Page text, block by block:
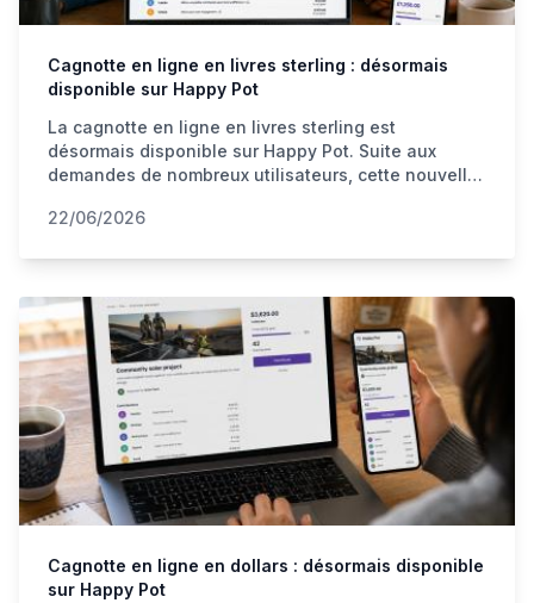
Cagnotte en ligne en livres sterling : désormais
disponible sur Happy Pot
La cagnotte en ligne en livres sterling est
désormais disponible sur Happy Pot. Suite aux
demandes de nombreux utilisateurs, cette nouvelle
les familles, les voyages, les projets solidaires et
22/06/2026
Cagnotte en ligne en dollars : désormais disponible
sur Happy Pot